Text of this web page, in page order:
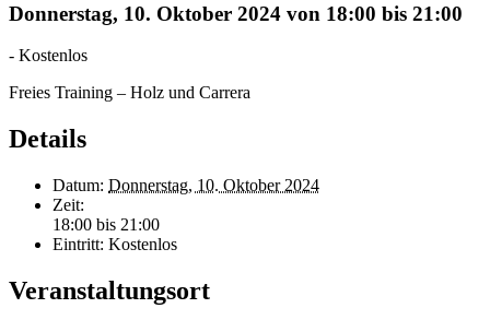
Donnerstag, 10. Oktober 2024 von 18:00 bis 21:00
- Kostenlos
Freies Training – Holz und Carrera
Details
Datum: Donnerstag, 10. Oktober 2024
Zeit:
18:00 bis 21:00
Eintritt: Kostenlos
Veranstaltungsort